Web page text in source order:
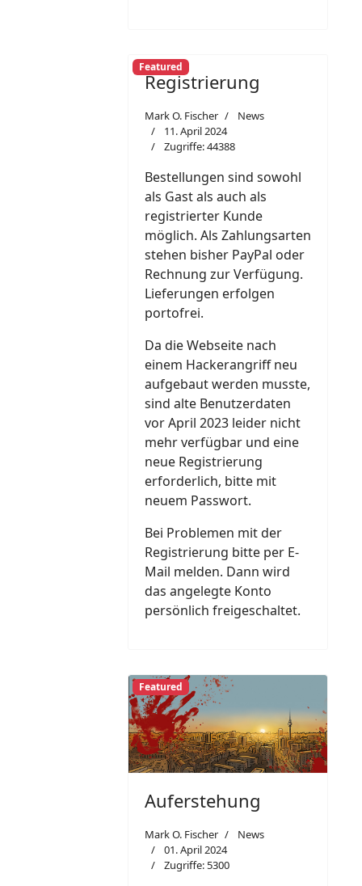
Featured
Registrierung
Mark O. Fischer
News
11. April 2024
Zugriffe: 44388
Bestellungen sind sowohl
als Gast als auch als
registrierter Kunde
möglich. Als Zahlungsarten
stehen bisher PayPal oder
Rechnung zur Verfügung.
Lieferungen erfolgen
portofrei.
Da die Webseite nach
einem Hackerangriff neu
aufgebaut werden musste,
sind alte Benutzerdaten
vor April 2023 leider nicht
mehr verfügbar und eine
neue Registrierung
erforderlich, bitte mit
neuem Passwort.
Bei Problemen mit der
Registrierung bitte per E-
Mail melden. Dann wird
das angelegte Konto
persönlich freigeschaltet.
Featured
Auferstehung
Mark O. Fischer
News
01. April 2024
Zugriffe: 5300